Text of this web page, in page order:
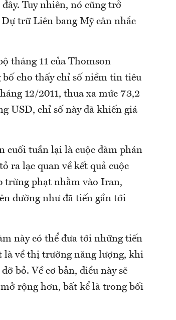
Tuy nhiên, nó cũng trở
trữ Liên bang Mỹ cân nhắc
tháng 11 của Thomson
cho thấy chỉ số niềm tin tiêu
12/2011, thua xa mức 73,2
USD, chỉ số này đã khiến giá
cuối tuần lại là cuộc đàm phán
ra lạc quan về kết quả cuộc
trừng phạt nhằm vào Iran,
dường như đã tiến gần tới
này có thể đưa tới những tiến
là về thị trường năng lượng, khi
bỏ. Về cơ bản, điều này sẽ
rộng hơn, bất kể là trong bối